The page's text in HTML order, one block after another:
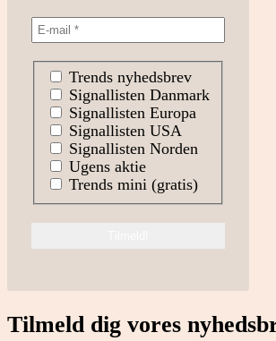
Trends nyhedsbrev
Signallisten Danmark
Signallisten Europa
Signallisten USA
Signallisten Norden
Ugens aktie
Trends mini (gratis)
Tilmeld dig vores